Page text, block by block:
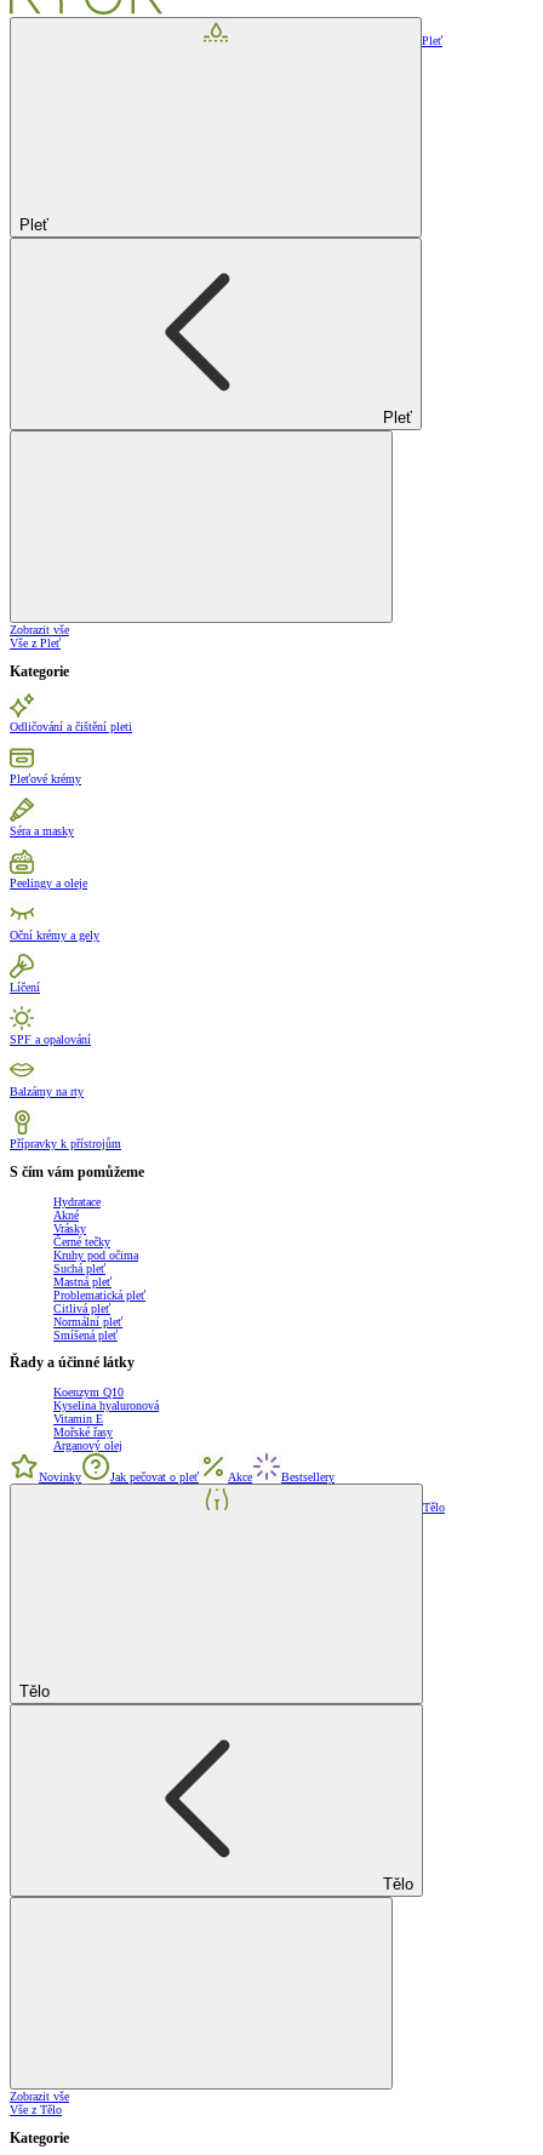
Pleť
Pleť
Pleť
Zobrazit vše
Vše z Pleť
Kategorie
Odličování a čištění pleti
Pleťové krémy
Séra a masky
Peelingy a oleje
Oční krémy a gely
Líčení
SPF a opalování
Balzámy na rty
Přípravky k přístrojům
S čím vám pomůžeme
Hydratace
Akné
Vrásky
Černé tečky
Kruhy pod očima
Suchá pleť
Mastná pleť
Problematická pleť
Citlivá pleť
Normální pleť
Smíšená pleť
Řady a účinné látky
Koenzym Q10
Kyselina hyaluronová
Vitamin E
Mořské řasy
Arganový olej
Novinky Jak pečovat o pleť Akce Bestsellery
Tělo
Tělo
Tělo
Zobrazit vše
Vše z Tělo
Kategorie